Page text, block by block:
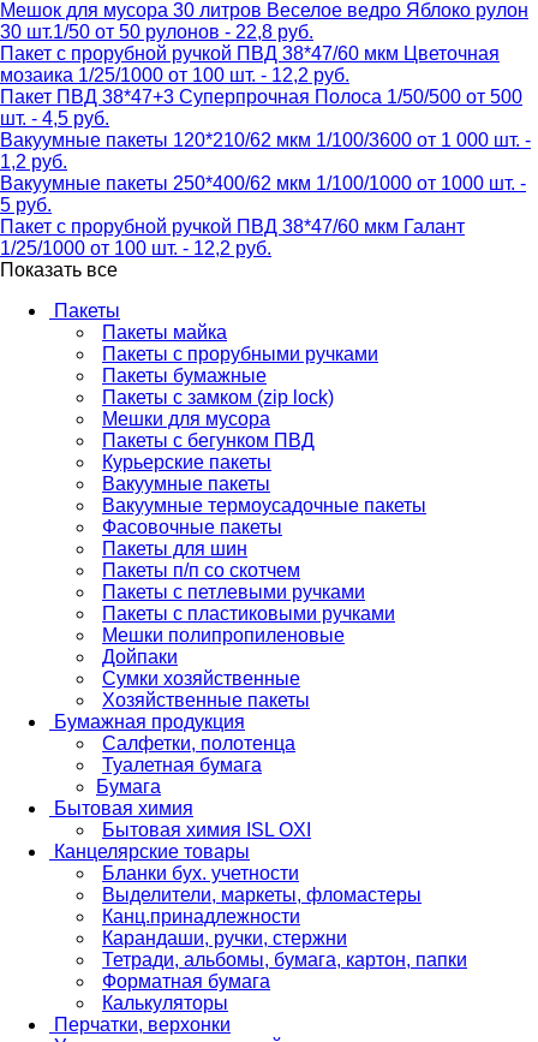
Мешок для мусора 30 литров Веселое ведро Яблоко рулон
30 шт.1/50 от 50 рулонов - 22,8 руб.
Пакет с прорубной ручкой ПВД 38*47/60 мкм Цветочная
мозаика 1/25/1000 от 100 шт. - 12,2 руб.
Пакет ПВД 38*47+3 Суперпрочная Полоса 1/50/500 от 500
шт. - 4,5 руб.
Вакуумные пакеты 120*210/62 мкм 1/100/3600 от 1 000 шт. -
1,2 руб.
Вакуумные пакеты 250*400/62 мкм 1/100/1000 от 1000 шт. -
5 руб.
Пакет с прорубной ручкой ПВД 38*47/60 мкм Галант
1/25/1000 от 100 шт. - 12,2 руб.
Показать все
Пакеты
Пакеты майка
Пакеты с прорубными ручками
Пакеты бумажные
Пакеты с замком (zip lock)
Мешки для мусора
Пакеты с бегунком ПВД
Курьерские пакеты
Вакуумные пакеты
Вакуумные термоусадочные пакеты
Фасовочные пакеты
Пакеты для шин
Пакеты п/п со скотчем
Пакеты с петлевыми ручками
Пакеты с пластиковыми ручками
Мешки полипропиленовые
Дойпаки
Сумки хозяйственные
Хозяйственные пакеты
Бумажная продукция
Салфетки, полотенца
Туалетная бумага
Бумага
Бытовая химия
Бытовая химия ISL OXI
Канцелярские товары
Бланки бух. учетности
Выделители, маркеты, фломастеры
Канц.принадлежности
Карандаши, ручки, стержни
Тетради, альбомы, бумага, картон, папки
Форматная бумага
Калькуляторы
Перчатки, верхонки